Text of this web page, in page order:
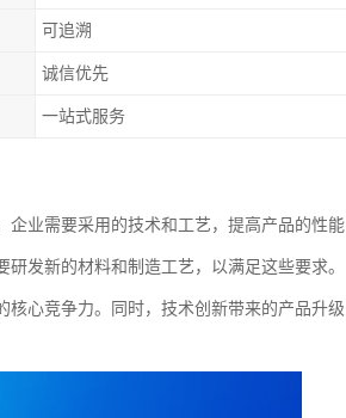
可追溯
诚信优先
一站式服务
企业需要采用的技术和工艺，提高产品的性能
发新的材料和制造工艺，以满足这些要求。
心竞争力。同时，技术创新带来的产品升级